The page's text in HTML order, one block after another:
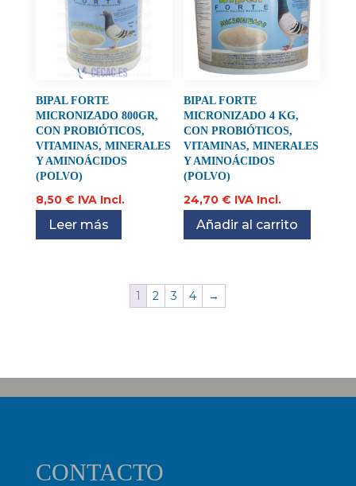
BIPAL FORTE
MICRONIZADO 800GR,
CON PROBIÓTICOS,
VITAMINAS, MINERALES
Y AMINOÁCIDOS
(POLVO)
8,50 € IVA Incl.
Leer más
BIPAL FORTE
MICRONIZADO 4 KG,
CON PROBIÓTICOS,
VITAMINAS, MINERALES
Y AMINOÁCIDOS
(POLVO)
24,70€ IVA Incl.
Añadir al carrito
1 2 3 4 →
CONTACTO